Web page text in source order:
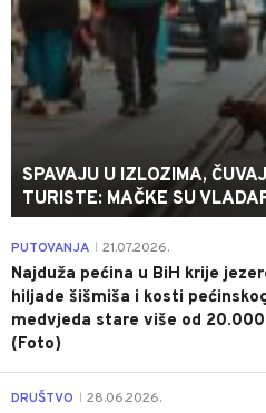
SPAVAJU U IZLOZIMA,
TURISTE: MAČKE SU
PUTOVANJA 21.07.2026.
Najduža pećina u BiH krije
hiljade šišmiša i kosti
medvjeda stare više od
(Foto)
DRUŠTVO 28.06.2026.